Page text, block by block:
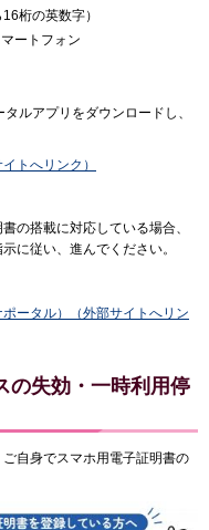
桁の英数字）
ートフォン
ルアプリをダウンロードし、
トへリンク）
の搭載に対応している場合、
に従い、進んでください。
ータル）（外部サイトへリン
の失効・一時利用停
自身でスマホ用電子証明書の